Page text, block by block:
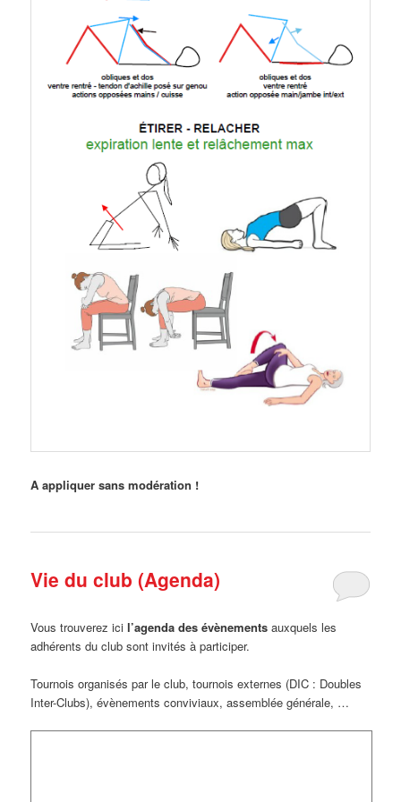
A appliquer sans modération !
Vie du club (Agenda)
Vous trouverez ici l’agenda des évènements auxquels les
adhérents du club sont invités à participer.
Tournois organisés par le club, tournois externes (DIC : Doubles
Inter-Clubs), évènements conviviaux, assemblée générale, …